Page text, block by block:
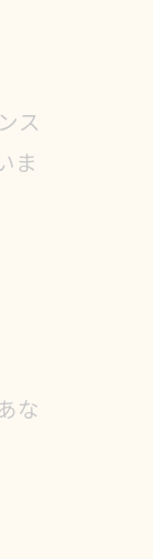
ス
ま
な